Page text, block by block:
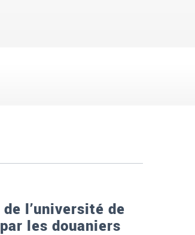
l’université de
les douaniers